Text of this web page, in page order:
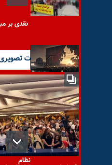
نقدی بر
پشت پرده‌ٔ
به اعدام
بانک
نظام
آخرین گزارشات